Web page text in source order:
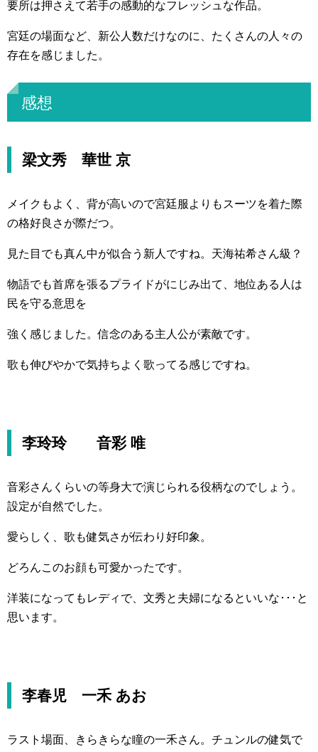
要所は押さえて若手の感動的なフレッシュな作品。
宮廷の場面など、新公人数だけなのに、たくさんの人々の
存在を感じました。
感想
梁文秀 華世 京
メイクもよく、背が高いので宮廷服よりもスーツを着た際
の格好良さが際だつ。
見た目でも真ん中が似合う新人ですね。天海祐希さん級？
物語でも首席を張るプライドがにじみ出て、地位ある人は
民を守る意思を
強く感じました。信念のある主人公が素敵です。
歌も伸びやかで気持ちよく歌ってる感じですね。
李玲玲 音彩 唯
音彩さんくらいの等身大で演じられる役柄なのでしょう。
設定が自然でした。
愛らしく、歌も健気さが伝わり好印象。
どろんこのお顔も可愛かったです。
洋装になってもレディで、文秀と夫婦になるといいな･･･と
思います。
李春児 一禾 あお
ラスト場面、きらきらな瞳の一禾さん。チュンルの健気で